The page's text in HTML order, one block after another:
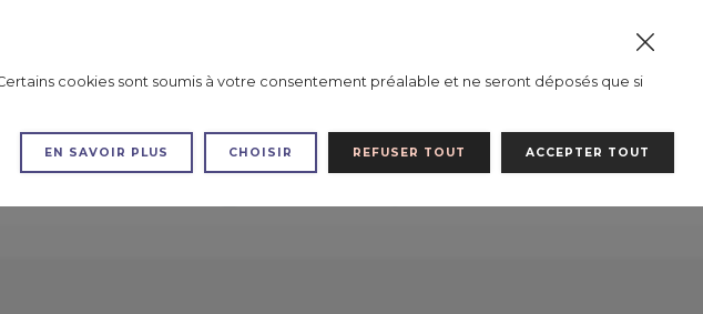
cookies sont soumis à votre consentement préalable et ne seront déposés que si
EN SAVOIR PLUS CHOISIR REFUSER TOUT ACCEPTER TOUT